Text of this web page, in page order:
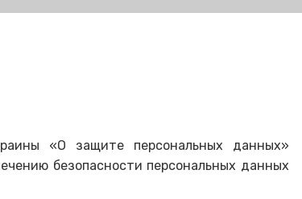
«О защите персональных данных»
безопасности персональных данных